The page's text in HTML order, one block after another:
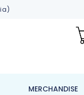
MERCHANDISE